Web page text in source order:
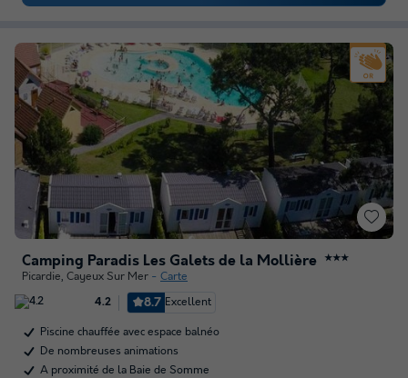
Camping Paradis Les Galets de la Mollière ★★★
Picardie, Cayeux Sur Mer Carte
4.2 8.7 Excellent
Piscine chauffée avec espace balnéo
De nombreuses animations
A proximité de la Baie de Somme